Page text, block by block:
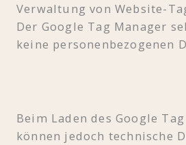
Verwaltung von Website-
Der Google Tag Manager
keine personenbezogenen
Beim Laden des Google
können jedoch technische